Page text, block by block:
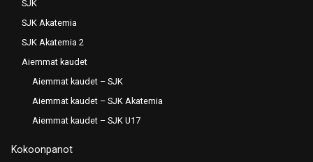
SJK
SJK Akatemia
SJK Akatemia 2
Aiemmat kaudet
Aiemmat kaudet – SJK
Aiemmat kaudet – SJK Akatemia
Aiemmat kaudet – SJK U17
Kokoonpanot